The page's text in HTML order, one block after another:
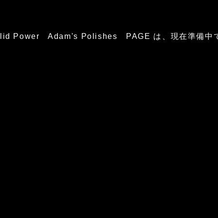
Power Adam's Polishes PAGE は、現在準備中